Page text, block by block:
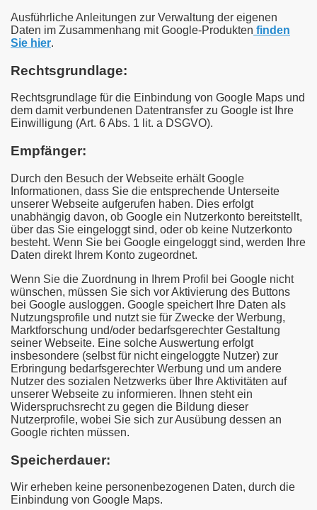
Ausführliche Anleitungen zur Verwaltung der eigenen
Daten im Zusammenhang mit Google-Produkten finden
Sie hier.
Rechtsgrundlage:
Rechtsgrundlage für die Einbindung von Google Maps und
dem damit verbundenen Datentransfer zu Google ist Ihre
Einwilligung (Art. 6 Abs. 1 lit. a DSGVO).
Empfänger:
Durch den Besuch der Webseite erhält Google
Informationen, dass Sie die entsprechende Unterseite
unserer Webseite aufgerufen haben. Dies erfolgt
unabhängig davon, ob Google ein Nutzerkonto bereitstellt,
über das Sie eingeloggt sind, oder ob keine Nutzerkonto
besteht. Wenn Sie bei Google eingeloggt sind, werden Ihre
Daten direkt Ihrem Konto zugeordnet.
Wenn Sie die Zuordnung in Ihrem Profil bei Google nicht
wünschen, müssen Sie sich vor Aktivierung des Buttons
bei Google ausloggen. Google speichert Ihre Daten als
Nutzungsprofile und nutzt sie für Zwecke der Werbung,
Marktforschung und/oder bedarfsgerechter Gestaltung
seiner Webseite. Eine solche Auswertung erfolgt
insbesondere (selbst für nicht eingeloggte Nutzer) zur
Erbringung bedarfsgerechter Werbung und um andere
Nutzer des sozialen Netzwerks über Ihre Aktivitäten auf
unserer Webseite zu informieren. Ihnen steht ein
Widerspruchsrecht zu gegen die Bildung dieser
Nutzerprofile, wobei Sie sich zur Ausübung dessen an
Google richten müssen.
Speicherdauer:
Wir erheben keine personenbezogenen Daten, durch die
Einbindung von Google Maps.